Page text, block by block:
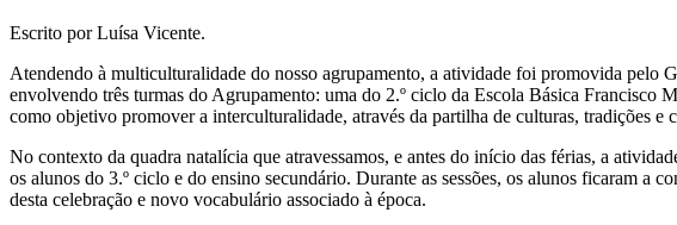
Escrito por Luísa Vicente.
Atendendo à multiculturalidade do nosso agrupamento, a atividade foi promovida
envolvendo três turmas do Agrupamento: uma do 2.º ciclo da Escola Básica Francisco
como objetivo promover a interculturalidade, através da partilha de culturas, tradições e
No contexto da quadra natalícia que atravessamos, e antes do início das férias, a
os alunos do 3.º ciclo e do ensino secundário. Durante as sessões, os alunos ficaram a
desta celebração e novo vocabulário associado à época.